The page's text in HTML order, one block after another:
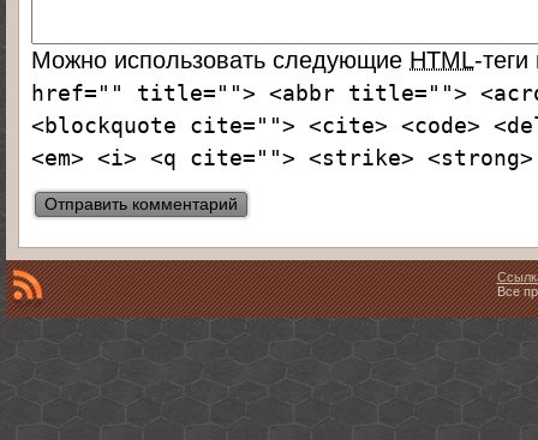
Можно использовать следующие HTML-
href="" title=""> <abbr title="">
<blockquote cite=""> <cite> <code>
<em> <i> <q cite=""> <strike> <strong>
Все